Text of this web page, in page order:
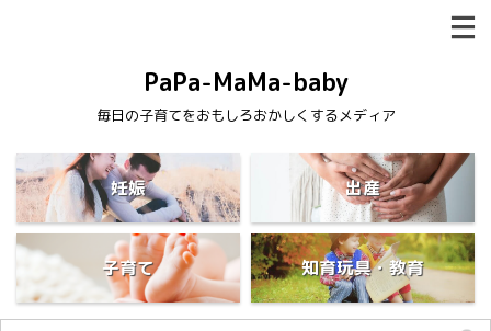
PaPa-MaMa-baby
毎日の子育てをおもしろおかしくするメディア
妊娠 出産
子育て 知育玩具・教育